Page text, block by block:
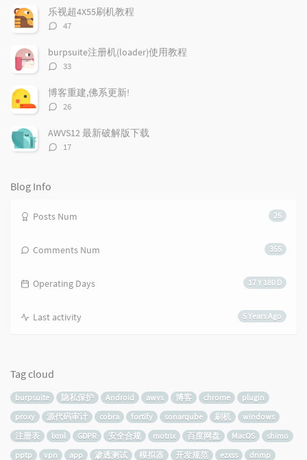
r
a
r
t
i
l
e
m
数：
乐视超4X55刷机教程
评
数：
47
burpsuite注册机(loader)使用教程
评
数：
33
博客重建,佛系更新!
评
数：
26
AWVS12 最新破解版下载
评
17
Blog Info
26
Posts Num
355
Comments Num
17 Y 180 D
Operating Days
5 Years Ago
Last activity
Tag cloud
burpsuite 隐私保护 Android awvs 博客 chrome
plugin
proxy
源代码审计 cobra fortify sonarqube 刷机
windows
注册表
lxml GDPR 安全合规 motrix 百度网盘 MacOS
shimo
pptp
vpn app 渗透测试 模拟器 开发规范 ezxss dnmp